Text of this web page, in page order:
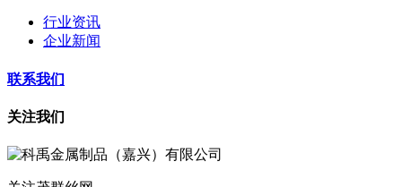
行业资讯
企业新闻
联系我们
关注我们